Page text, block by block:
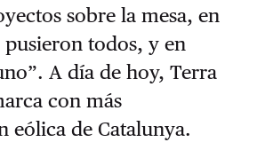
sobre la mesa, en
todos, y en
A día de hoy, Terra
con más
eólica de Catalunya.